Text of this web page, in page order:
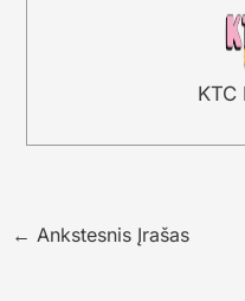
KTC
← Ankstesnis Įrašas